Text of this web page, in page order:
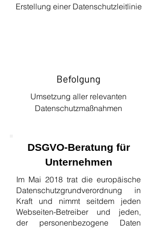
Erstellung einer Datenschutzleitlinie
Befolgung
Umsetzung aller relevanten
Datenschutzmaßnahmen
DSGVO-Beratung für
Unternehmen
Im Mai 2018 trat die europäische
Datenschutzgrundverordnung in
Kraft und nimmt seitdem jeden
Webseiten-Betreiber und jeden,
der personenbezogene Daten